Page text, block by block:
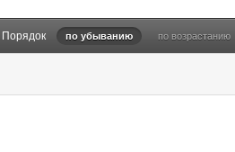
Порядок по убыванию по возрастанию